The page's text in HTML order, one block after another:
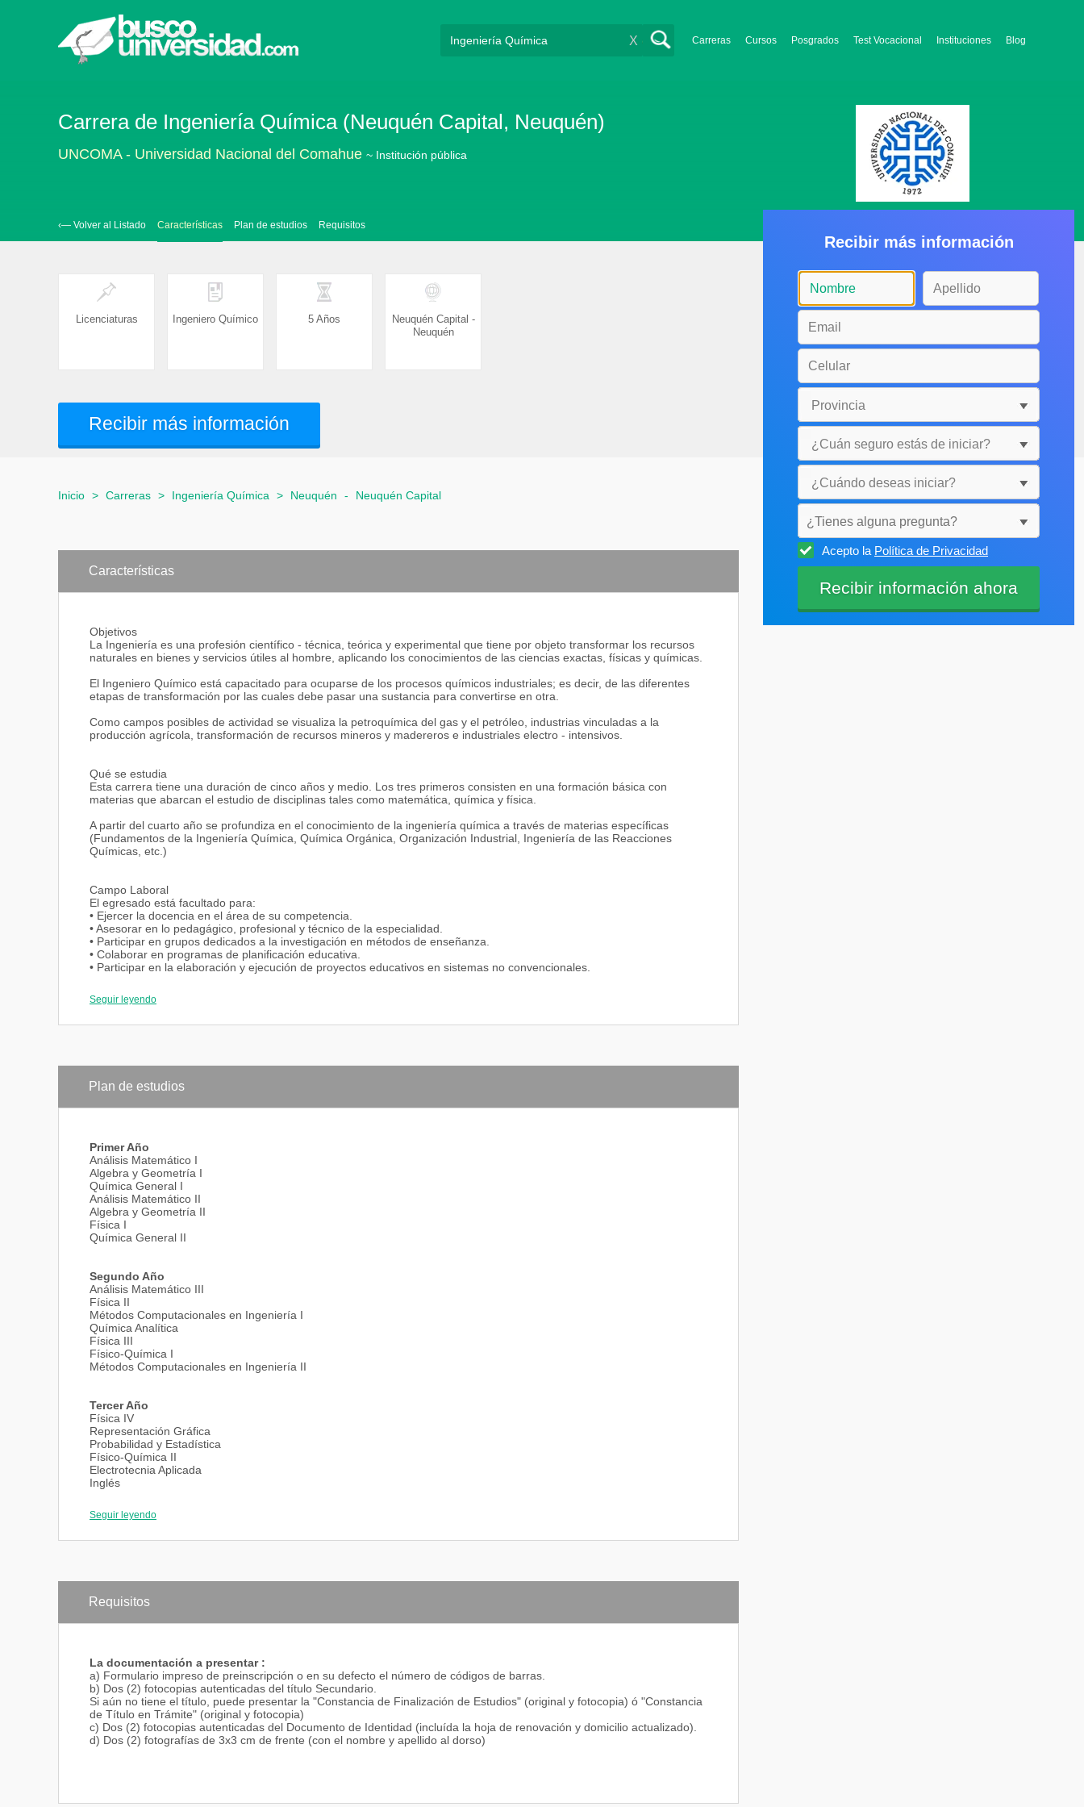
Carreras Cursos Posgrados Test Vocacional Instituciones Blog
X
Carrera de Ingeniería Química (Neuquén Capital, Neuquén)
UNCOMA - Universidad Nacional del Comahue ~ Institución pública
‹— Volver al Listado Características Plan de estudios Requisitos
Licenciaturas Ingeniero Químico 5 Años
Neuquén Capital -
Neuquén
Recibir más información
Inicio > Carreras > Ingeniería Química > Neuquén - Neuquén Capital
Características
Objetivos
La Ingeniería es una profesión científico - técnica, teórica y experimental que tiene por objeto transformar los recursos
naturales en bienes y servicios útiles al hombre, aplicando los conocimientos de las ciencias exactas, físicas y químicas.
El Ingeniero Químico está capacitado para ocuparse de los procesos químicos industriales; es decir, de las diferentes
etapas de transformación por las cuales debe pasar una sustancia para convertirse en otra.
Como campos posibles de actividad se visualiza la petroquímica del gas y el petróleo, industrias vinculadas a la
producción agrícola, transformación de recursos mineros y madereros e industriales electro - intensivos.
Qué se estudia
Esta carrera tiene una duración de cinco años y medio. Los tres primeros consisten en una formación básica con
materias que abarcan el estudio de disciplinas tales como matemática, química y física.
A partir del cuarto año se profundiza en el conocimiento de la ingeniería química a través de materias específicas
(Fundamentos de la Ingeniería Química, Química Orgánica, Organización Industrial, Ingeniería de las Reacciones
Químicas, etc.)
Campo Laboral
El egresado está facultado para:
• Ejercer la docencia en el área de su competencia.
• Asesorar en lo pedagágico, profesional y técnico de la especialidad.
• Participar en grupos dedicados a la investigación en métodos de enseñanza.
• Colaborar en programas de planificación educativa.
• Participar en la elaboración y ejecución de proyectos educativos en sistemas no convencionales.
Seguir leyendo
Plan de estudios
Primer Año
Análisis Matemático I
Algebra y Geometría I
Química General I
Análisis Matemático II
Algebra y Geometría II
Física I
Química General II
Segundo Año
Análisis Matemático III
Física II
Métodos Computacionales en Ingeniería I
Química Analítica
Física III
Físico-Química I
Métodos Computacionales en Ingeniería II
Tercer Año
Física IV
Representación Gráfica
Probabilidad y Estadística
Físico-Química II
Electrotecnia Aplicada
Inglés
Química Orgánica I
Fundamentos de Ingeniería Química
Operaciones Unitarias I
Optativa I
Operaciones Unitarias II
Optativa II
Quinto Año
Dinámica y Control de Procesos
Ingeniería de las Reacciones Químicas II
Optativa III
Seguir leyendo
Requisitos
La documentación a presentar :
a) Formulario impreso de preinscripción o en su defecto el número de códigos de barras.
b) Dos (2) fotocopias autenticadas del título Secundario.
Si aún no tiene el título, puede presentar la "Constancia de Finalización de Estudios" (original y fotocopia) ó "Constancia
de Título en Trámite" (original y fotocopia)
c) Dos (2) fotocopias autenticadas del Documento de Identidad (incluída la hoja de renovación y domicilio actualizado).
d) Dos (2) fotografías de 3x3 cm de frente (con el nombre y apellido al dorso)
Recibir más información
¿Tienes alguna pregunta?
Selecciónala
Acepto la Política de Privacidad